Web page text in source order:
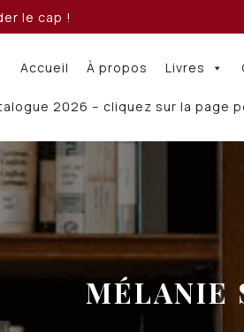
le cap !
Accueil À propos Livres
2026 – cliquez sur la page
MÉLANIE